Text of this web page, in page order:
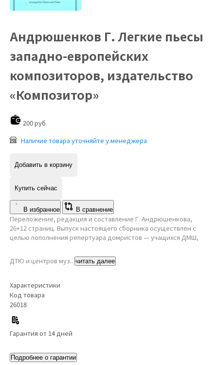
Андрюшенков Г. Легкие пьесы
западно-европейских
композиторов, издательство
«Композитор»
200 руб
Наличие товара уточняйте у менеджера
Добавить в корзину
Купить сейчас
В избранное В сравнение
Переложение, редакция и составление Г. Андрюшенкова,
26+12 страниц. Выпуск настоящего сборника осуществлен с
целью пополнения репертуара домристов — учащихся ДМШ,
ДТЮ и центров муз.. читать далее
Характеристики
Код товара
26018
Гарантия от 14 дней
Подробнее о гарантии